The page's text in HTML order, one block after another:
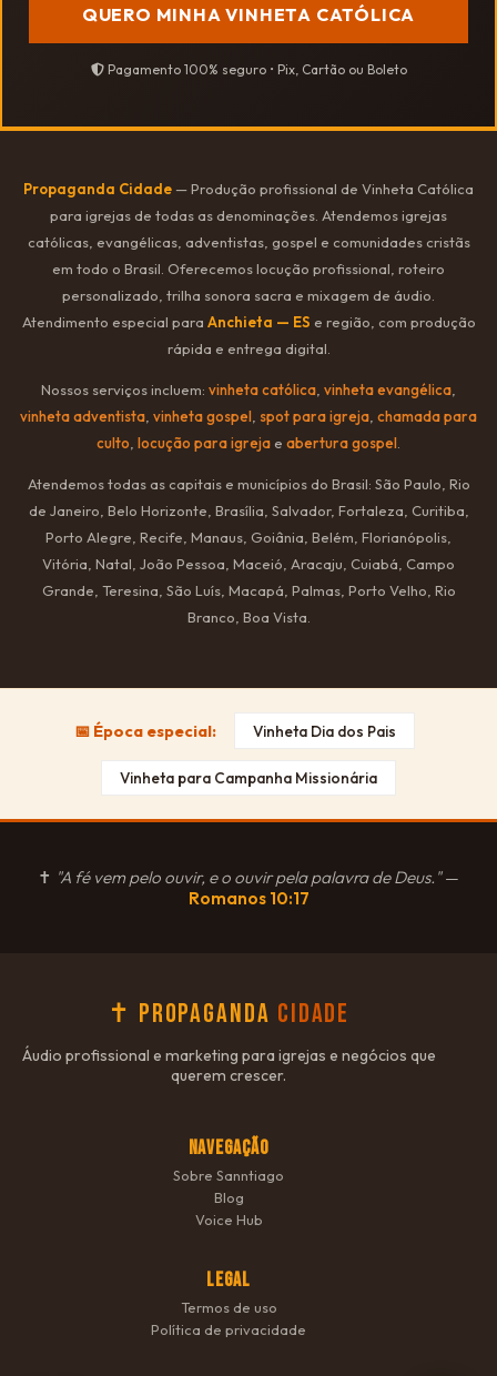
QUERO MINHA VINHETA CATÓLICA
Pagamento 100% seguro • Pix, Cartão ou Boleto
Propaganda Cidade — Produção profissional de Vinheta Católica
para igrejas de todas as denominações. Atendemos igrejas
católicas, evangélicas, adventistas, gospel e comunidades cristãs
em todo o Brasil. Oferecemos locução profissional, roteiro
personalizado, trilha sonora sacra e mixagem de áudio.
Atendimento especial para Anchieta — ES e região, com produção
rápida e entrega digital.
Nossos serviços incluem: vinheta católica vinheta evangélica
vinheta adventista vinheta gospel spot para igreja chamada para
culto locução para igreja e abertura gospel
Atendemos todas as capitais e municípios do Brasil: São Paulo, Rio
de Janeiro, Belo Horizonte, Brasília, Salvador, Fortaleza, Curitiba,
Porto Alegre, Recife, Manaus, Goiânia, Belém, Florianópolis,
Vitória, Natal, João Pessoa, Maceió, Aracaju, Cuiabá, Campo
Grande, Teresina, São Luís, Macapá, Palmas, Porto Velho, Rio
Branco, Boa Vista.
📅 Época especial: Vinheta Dia dos Pais
Vinheta para Campanha Missionária
✝ "A fé vem pelo ouvir, e o ouvir pela palavra de Deus."—
Romanos 10:17
✝ Propaganda Cidade
Áudio profissional e marketing para igrejas e negócios que
querem crescer.
NAVEGAÇÃO
Sobre Sanntiago
Blog
Voice Hub
LEGAL
Termos de uso
Política de privacidade